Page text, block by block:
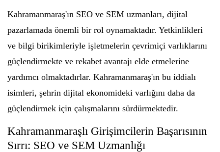
Kahramanmaraş'ın SEO ve SEM uzmanları, dijital
pazarlamada önemli bir rol oynamaktadır. Yetkinlikleri
ve bilgi birikimleriyle işletmelerin çevrimiçi varlıklarını
güçlendirmekte ve rekabet avantajı elde etmelerine
yardımcı olmaktadırlar. Kahramanmaraş'ın bu iddialı
isimleri, şehrin dijital ekonomideki varlığını daha da
güçlendirmek için çalışmalarını sürdürmektedir.
Kahramanmaraşlı Girişimcilerin Başarısının
Sırrı: SEO ve SEM Uzmanlığı